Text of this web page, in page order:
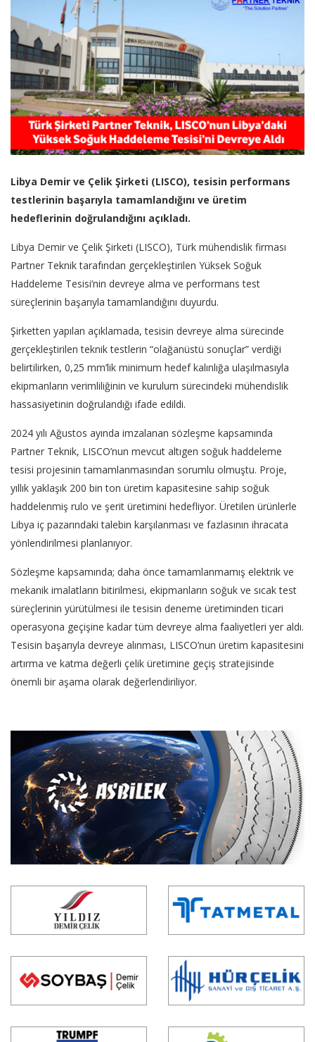
Libya Demir ve Çelik Şirketi (LISCO), tesisin performans
testlerinin başarıyla tamamlandığını ve üretim
hedeflerinin doğrulandığını açıkladı.
Libya Demir ve Çelik Şirketi (LISCO), Türk mühendislik firması
Partner Teknik tarafından gerçekleştirilen Yüksek Soğuk
Haddeleme Tesisi’nin devreye alma ve performans test
süreçlerinin başarıyla tamamlandığını duyurdu.
Şirketten yapılan açıklamada, tesisin devreye alma sürecinde
gerçekleştirilen teknik testlerin “olağanüstü sonuçlar” verdiği
belirtilirken, 0,25 mm’lik minimum hedef kalınlığa ulaşılmasıyla
ekipmanların verimliliğinin ve kurulum sürecindeki mühendislik
hassasiyetinin doğrulandığı ifade edildi.
2024 yılı Ağustos ayında imzalanan sözleşme kapsamında
Partner Teknik, LISCO’nun mevcut altıgen soğuk haddeleme
tesisi projesinin tamamlanmasından sorumlu olmuştu. Proje,
yıllık yaklaşık 200 bin ton üretim kapasitesine sahip soğuk
haddelenmiş rulo ve şerit üretimini hedefliyor. Üretilen ürünlerle
Libya iç pazarındaki talebin karşılanması ve fazlasının ihracata
yönlendirilmesi planlanıyor.
Sözleşme kapsamında; daha önce tamamlanmamış elektrik ve
mekanik imalatların bitirilmesi, ekipmanların soğuk ve sıcak test
süreçlerinin yürütülmesi ile tesisin deneme üretiminden ticari
operasyona geçişine kadar tüm devreye alma faaliyetleri yer aldı.
Tesisin başarıyla devreye alınması, LISCO’nun üretim kapasitesini
artırma ve katma değerli çelik üretimine geçiş stratejisinde
önemli bir aşama olarak değerlendiriliyor.